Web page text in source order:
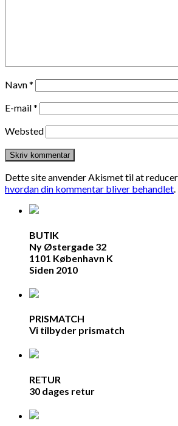
Navn*
E-mail*
Websted
Dette site anvender Akismet til at
hvordan din kommentar bliver behandlet.
BUTIK
Ny Østergade 32
1101 København K
Siden 2010
PRISMATCH
Vi tilbyder prismatch
RETUR
30 dages retur